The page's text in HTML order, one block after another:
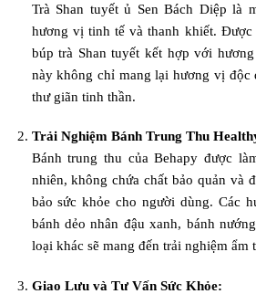
Trà Shan tuyết ủ Sen Bách Diệp là
hương vị tinh tế và thanh khiết.
búp trà Shan tuyết kết hợp với
này không chỉ mang lại hương vị độc
thư giãn tinh thần.
Trải Nghiệm Bánh Trung Thu
Bánh trung thu của Behapy được
nhiên, không chứa chất bảo quản và
bảo sức khỏe cho người dùng. Các
bánh dẻo nhân đậu xanh, bánh
loại khác sẽ mang đến trải nghiệm ẩm
Giao Lưu và Tư Vấn Sức Khỏe: